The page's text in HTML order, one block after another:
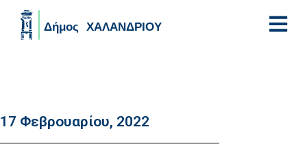
17 Φεβρουαρίου, 2022